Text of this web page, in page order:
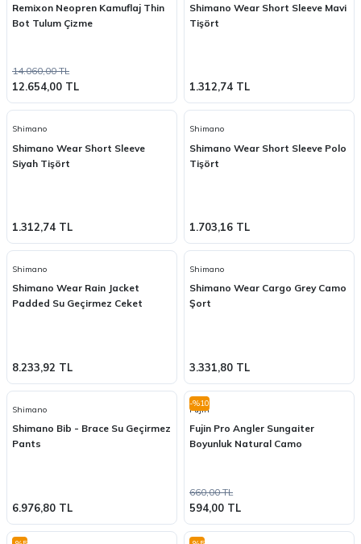
Remixon Neopren Kamuflaj Thin
Bot Tulum Çizme
14.060,00 TL
12.654,00 TL
Shimano Wear Short Sleeve Mavi
Tişört
1.312,74 TL
Shimano
Shimano Wear Short Sleeve
Siyah Tişört
1.312,74 TL
Shimano
Shimano Wear Short Sleeve Polo
Tişört
1.703,16 TL
Shimano
Shimano Wear Rain Jacket
Padded Su Geçirmez Ceket
8.233,92 TL
Shimano
Shimano Wear Cargo Grey Camo
Şort
3.331,80 TL
Shimano
Shimano Bib - Brace Su Geçirmez
Pants
6.976,80 TL
-%10
Fujin
Fujin Pro Angler Sungaiter
Boyunluk Natural Camo
660,00 TL
594,00 TL